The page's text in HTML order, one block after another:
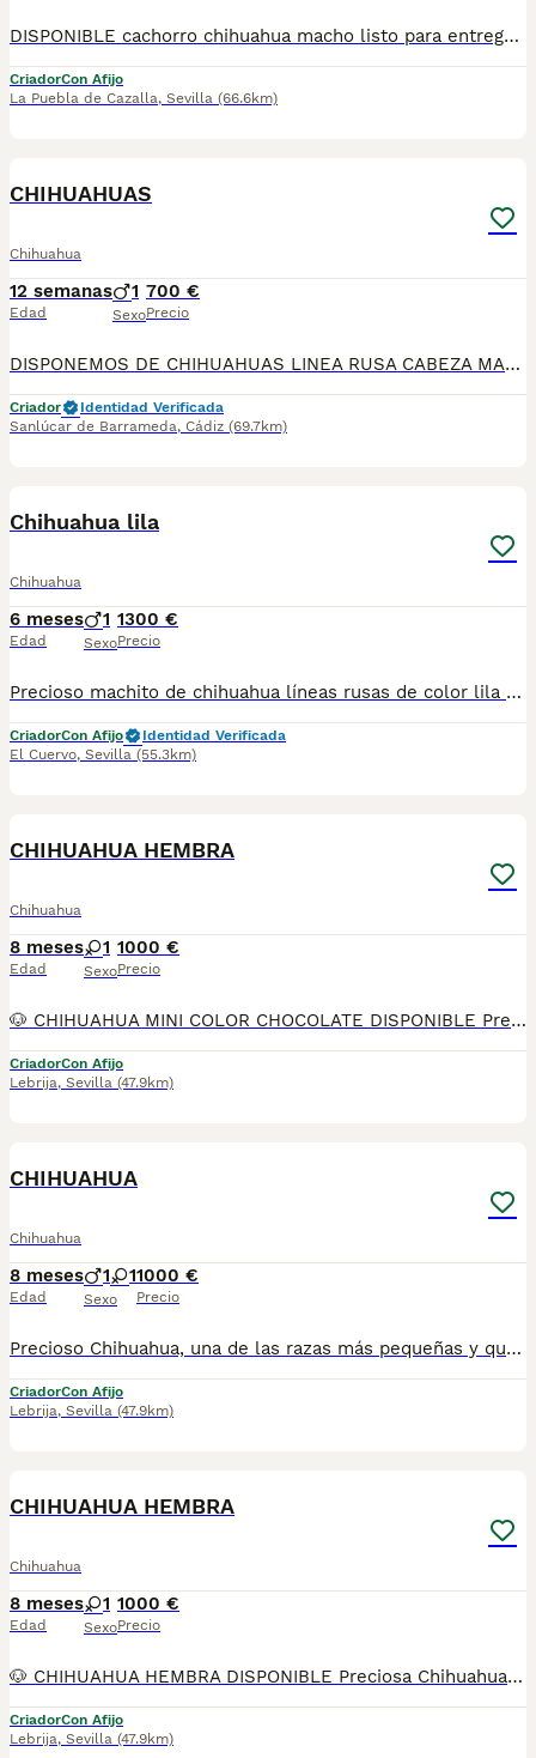
DISPONIBLE cachorro chihuahua macho listo para entregarla miniatura toy tamaño muy pequeño . FOTOS REALES. Tiene muy buen carácter criado en entorno familiar cariñosos y muy jugueton ideal para compañías se entrega revisado por nuestro veterinario desparacitado con dos vacunas. enseñado hacer sus necesidades en empapadera se envia a todas españa más información por WhatsApp o llamadas 602212186 saludo
CriadorCon Afijo
La Puebla de Cazalla, Sevilla (66.6km)
CHIHUAHUAS
Chihuahua
12 semanas
Edad
1
Sexo
700 €
Precio
DISPONEMOS DE CHIHUAHUAS LINEA RUSA CABEZA MANZANA🍏PREGUNTAR DISPONIBILIDAD SE ENTREGAN CON PRIMERA VACUNA DESPARACITADO Y GARANTIA TENEMOS MUCHA VARIEDAD DE COLORES , BLUE, BLUE MERLE, ARLEQUIN MERLE CHOCOLATE, CHOCOLATE , NEGRO FUEGO, SABLE, BLANCO Y MERLE,LILAC PRECIOS DESDE 550€ ASTA 900€ QUIERES UN AMIGO FIEL? A QUE ESPERAS PA LLAMARNOS 624 08 20 74 ATIENDO MENSAJES, ENVIAMOS A TODA 🇪🇦 CRIADERO LOS PEQUES🇪🇦
Criador
Identidad Verificada
Sanlúcar de Barrameda, Cádiz (69.7km)
Chihuahua lila
Chihuahua
6 meses
Edad
1
Sexo
1300 €
Precio
Precioso machito de chihuahua líneas rusas de color lila anh tan muy pequeño, todos nuestros cachorros se crían en ambiente familiar y en las mejores condiciones de bienestar. Se entrega con. - cartilla veterinaria. - vacunas según edad. - Desparasitado tanto interior como exterior. - certificado de salud. - garantías víricas de diez días y genética de seis meses. - contrato de compra y venta. - factura si la deseas. - pedigree todas las generaciones. - pienso inicial proplan. - Kit de bienvenida. Se puede recoger en persona o se puede enviar a toda España, para más vídeos y fotos actuales nos puedes llamar o escribir al tlf 650628825
CriadorCon Afijo
Identidad Verificada
El Cuervo, Sevilla (55.3km)
CHIHUAHUA HEMBRA
Chihuahua
8 meses
Edad
1
Sexo
1000 €
Precio
🐶 CHIHUAHUA MINI COLOR CHOCOLATE DISPONIBLE Preciosa Chihuahua mini color chocolate, una variedad muy especial y poco común, destacando por su tono chocolate y su pequeño tamaño. Es una cachorra dulce, cariñosa y muy apegada a las personas, ideal como compañera de vida y perfecta para hogares tranquilos o familias. Somos Mascotas del Sur, estamos ubicados en Sevilla. 📞 611 723 226 📸 Instagram: @mimascotasdelsur057 📸 Para ver más fotos y vídeos reales de nuestros cachorros. Realizamos envíos a toda España y Gibraltar. El precio del envío no está incluido en el precio del cachorro. Posibilidad de envío o recogida directa en nuestras instalaciones. Disponemos de videollamada para conocer a la cachorra antes de la reserva. Posibilidad de reserva y pago contrareembolso. El precio indicado en el anuncio es real. Nuestros cachorros se entregan criados en ambiente familiar, con cariño y socialización desde pequeños, revisados por veterinario y con: • Chip • Pasaporte y cartilla sanitaria • Vacunada y desparasitada • Contrato con garantías víricas y congénitas 👉 Solo atendemos a personas realmente interesadas en ofrecer un buen hogar. #chihuahuamini #chihuahuachocolate #chihuahua #chihuahuapuppy #mascotasdelsur #cachorrosdisponibles #perrospequeños #criadoresresponsable #enviosespaña #gibraltar #familiaresponsable
CriadorCon Afijo
Lebrija, Sevilla (47.9km)
CHIHUAHUA
Chihuahua
8 meses
Edad
1 1
Sexo
1000 €
Precio
Precioso Chihuahua, una de las razas más pequeñas y queridas por su carácter cariñoso, despierto y muy apegado a su familia. Es un cachorro ideal como perro de compañía, perfecto tanto para piso como para casa. Somos Mascotas del Sur, estamos ubicados en Sevilla. 📞 611 723 226 📸 Instagram: @mimascotasdelsur057 📸 Para ver más fotos y vídeos reales de nuestros cachorros. Realizamos envíos a toda España y Gibraltar. El precio del envío no está incluido en el precio del cachorro. Posibilidad de envío o recogida directa en nuestras instalaciones. Disponemos de videollamada para conocer al cachorro. Posibilidad de reserva y pago contrareembolso. El precio indicado en el anuncio es real. Nuestros cachorros se entregan criados en ambiente familiar, con cariño y socialización desde pequeños, revisados por veterinario y con: • Chip • Pasaporte y cartilla sanitaria • Vacunados y desparasitados • Contrato con garantías víricas y congénitas 👉 Solo atendemos a personas realmente interesadas en ofrecer un buen hogar. #chihuahua #chihuahuapuppy #mascotasdelsur #cachorrosdisponibles #perrospequeños #criadoresresponsable #enviosespaña #gibraltar #familiaresponsable
CriadorCon Afijo
Lebrija, Sevilla (47.9km)
CHIHUAHUA HEMBRA
Chihuahua
8 meses
Edad
1
Sexo
1000 €
Precio
🐶 CHIHUAHUA HEMBRA DISPONIBLE Preciosa Chihuahua hembra, una raza ideal para compañía por su pequeño tamaño, su carácter dulce y su gran apego a la familia. Es una perrita cariñosa, despierta y perfecta para convivir tanto en piso como en casa. Somos Mascotas del Sur, estamos ubicados en Sevilla. 📞 611 723 226 📸 Instagram: @mimascotasdelsur057 Para ver más fotos y vídeos reales de nuestros cachorros. Realizamos envíos a toda España y Gibraltar. El precio del envío no está incluido en el precio del cachorro. Posibilidad de envío o recogida directa en nuestras instalaciones. Disponemos de videollamada para conocer a la cachorra. Posibilidad de reserva y pago contrareembolso. El precio indicado en el anuncio es real. Nuestros cachorros se entregan criados en ambiente familiar, con cariño y socialización desde pequeños, revisados por veterinario y con: • Chip • Pasaporte y cartilla sanitaria • Vacunada y desparasitada • Contrato con garantías víricas y congénitas 👉 Solo atendemos a personas realmente interesadas en ofrecer un buen hogar. #chihuahua #chihuahuahembra #chihuahuapuppy #mascotasdelsur #cachorrosdisponibles #perrospequeños #criadoresresponsable #enviosespaña #gibraltar #familiaresponsable
CriadorCon Afijo
Lebrija, Sevilla (47.9km)